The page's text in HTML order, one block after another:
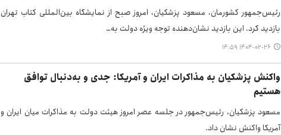
رئیس‌جمهور کشورمان، مسعود پزشکیان، امروز صبح از نمایشگاه بین‌المللی کتاب تهران
بازدید کرد. این بازدید نشان‌دهنده توجه ویژه دولت به…
۱۴۰۴-۰۲-۲۶ ۱۴:۵۹
واکنش پزشکیان به مذاکرات ایران و آمریکا: جدی و به‌دنبال توافق
هستیم
مسعود پزشکیان، رئیس‌جمهور در جلسه عصر امروز هیئت دولت به مذاکرات میان ایران و
آمریکا واکنش نشان داد.